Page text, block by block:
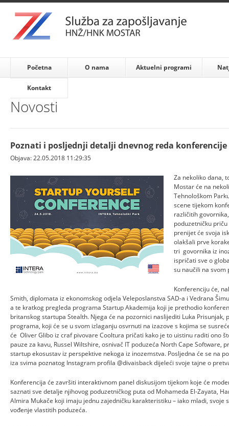
Početna O nama Aktuelni programi
Kontakt
Novosti
Poznati i posljednji detalji dnevnog reda
Objava: 22.05.2018 11:29:35
Za nekoliko dana,
Mostar će na
Tehnološkom
scene tijekom
različitih
poduzetničku
prenijet će svoja
olakšali prve
tri govornika iz
ispričati sve o
su naučili na svom
Konferenciju će,
Smith, diplomata iz ekonomskog odjela Veleposlanstva SAD-a i Vedrana
a te kratkog pregleda programa Startup Akademija koji je prethodio
britanskog startupa Stealth. Njega će na pozornici naslijediti Luka Prisunjak,
programa, koji će se u svom izlaganju osvrnuti na izazove s kojima se
će Oliver Glibo iz craf pivovare Cooltura pričati kako je to uistinu raditi ono
pauze za kavu, Russel Wiltshire, osnivač IT poduzeća North Cape Software,
startup ekosustav iz perspektive nekoga iz inozemstva. Posljedna će se na
iza svima poznatog Instagram profila @divaisback dijeleći svoje tajne o
Konferencija će završiti interaktivnom panel diskusijom tijekom koje će
saznati sve detalje njihovog poduzetničkog puta od Mohameda El-Zayata,
Almira Mukače koji imaju jednu zajedničku karakteristiku – iako mladi, svoje
vođenje vlastitih poduzeća.